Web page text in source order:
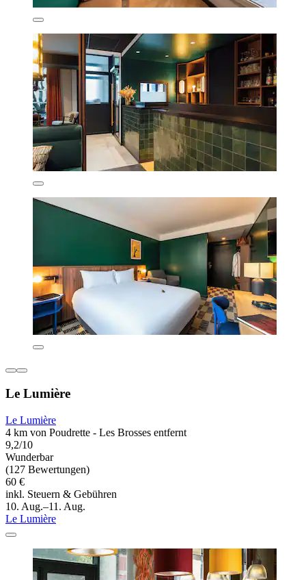
Le Lumière
Le Lumière
4 km von Poudrette - Les Brosses entfernt
9,2/10
Wunderbar
(127 Bewertungen)
60 €
inkl. Steuern & Gebühren
10. Aug.–11. Aug.
Le Lumière